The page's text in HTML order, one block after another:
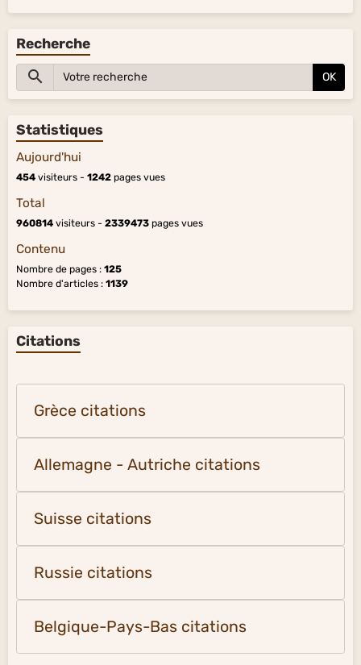
Recherche
OK
Statistiques
Aujourd'hui
454 visiteurs - 1242 pages vues
Total
960814 visiteurs - 2339473 pages vues
Contenu
Nombre de pages : 125
Nombre d'articles : 1139
Citations
Grèce citations
Allemagne - Autriche citations
Suisse citations
Russie citations
Belgique-Pays-Bas citations